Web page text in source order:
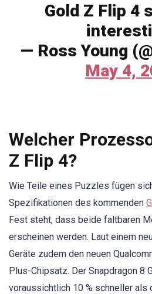
Gold Z Flip 4
— Ross Young
May 4,
Welcher
Z Flip 4?
Wie Teile eines Puzzles fügen
Spezifikationen des kommenden
Fest steht, dass beide faltbaren
erscheinen werden. Laut einem
Geräte zudem den neuen
Plus-Chipsatz. Der Snapdragon 8
voraussichtlich 10 % schneller als